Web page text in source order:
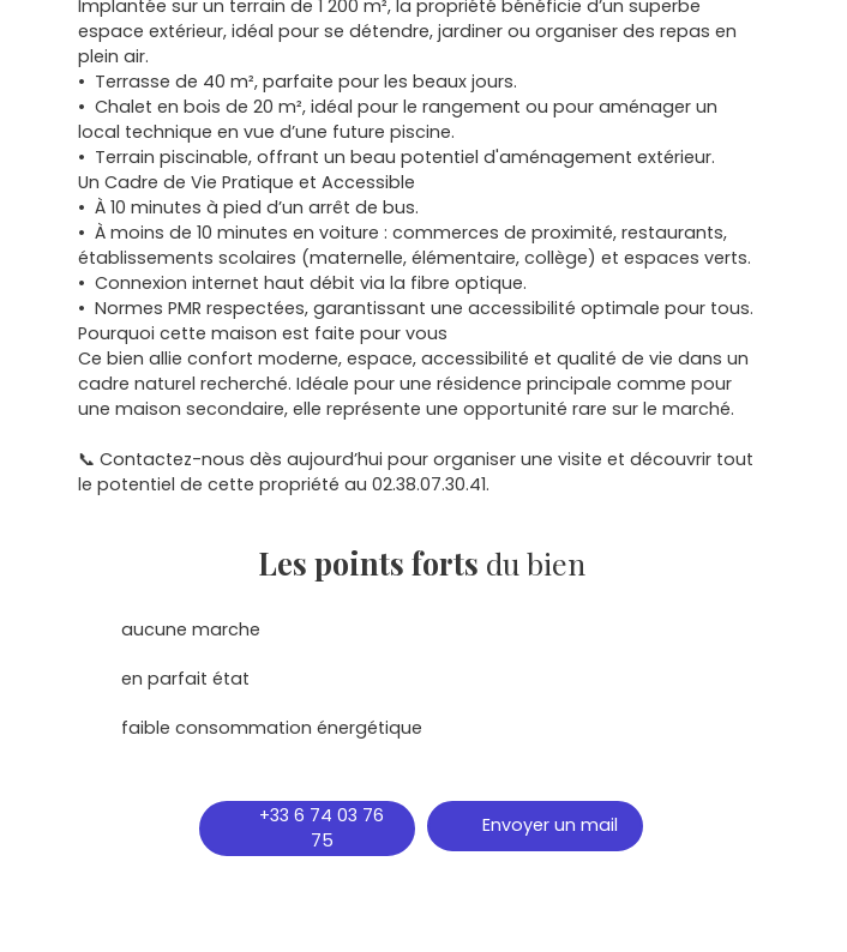
Implantée sur un terrain de 1 200 m², la propriété bénéficie d’un superbe
espace extérieur, idéal pour se détendre, jardiner ou organiser des repas en
plein air.
Terrasse de 40 m², parfaite pour les beaux jours.
Chalet en bois de 20 m², idéal pour le rangement ou pour aménager un
local technique en vue d’une future piscine.
Terrain piscinable, offrant un beau potentiel d'aménagement extérieur.
Un Cadre de Vie Pratique et Accessible
À 10 minutes à pied d’un arrêt de bus.
À moins de 10 minutes en voiture : commerces de proximité, restaurants,
établissements scolaires (maternelle, élémentaire, collège) et espaces verts.
Connexion internet haut débit via la fibre optique.
Normes PMR respectées, garantissant une accessibilité optimale pour tous.
Pourquoi cette maison est faite pour vous
Ce bien allie confort moderne, espace, accessibilité et qualité de vie dans un
cadre naturel recherché. Idéale pour une résidence principale comme pour
une maison secondaire, elle représente une opportunité rare sur le marché.
📞 Contactez-nous dès aujourd’hui pour organiser une visite et découvrir tout
le potentiel de cette propriété au 02.38.07.30.41.
Les points forts du bien
aucune marche
en parfait état
faible consommation énergétique
+33 6 74 03 76
75
Envoyer un mail